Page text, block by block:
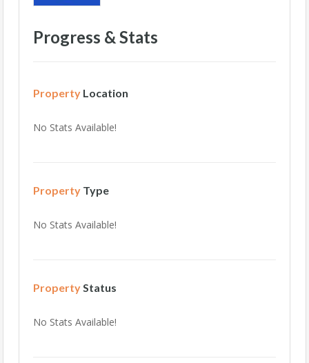
Progress & Stats
Property Location
No Stats Available!
Property Type
No Stats Available!
Property Status
No Stats Available!